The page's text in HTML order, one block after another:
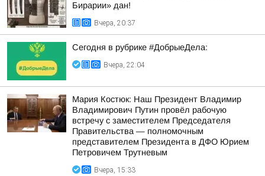
Бирарии» дан!
Вчера, 20:37
Сегодня в рубрике #ДобрыеДела:
Вчера, 22:04
Мария Костюк: Наш Президент Владимир
Владимирович Путин провёл рабочую
встречу с заместителем Председателя
Правительства — полномочным
представителем Президента в ДФО Юрием
Петровичем Трутневым
Вчера, 15:33